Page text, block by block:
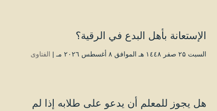
الإستعانة بأهل البدع في الرقية؟
السبت ۲۵ صفر ۱٤٤۸ هـ الموافق ۸ أغسطس ۲۰۲٦ مـ | الفتاوى
هل يجوز للمعلم أن يدعو على طلابه إذا لم